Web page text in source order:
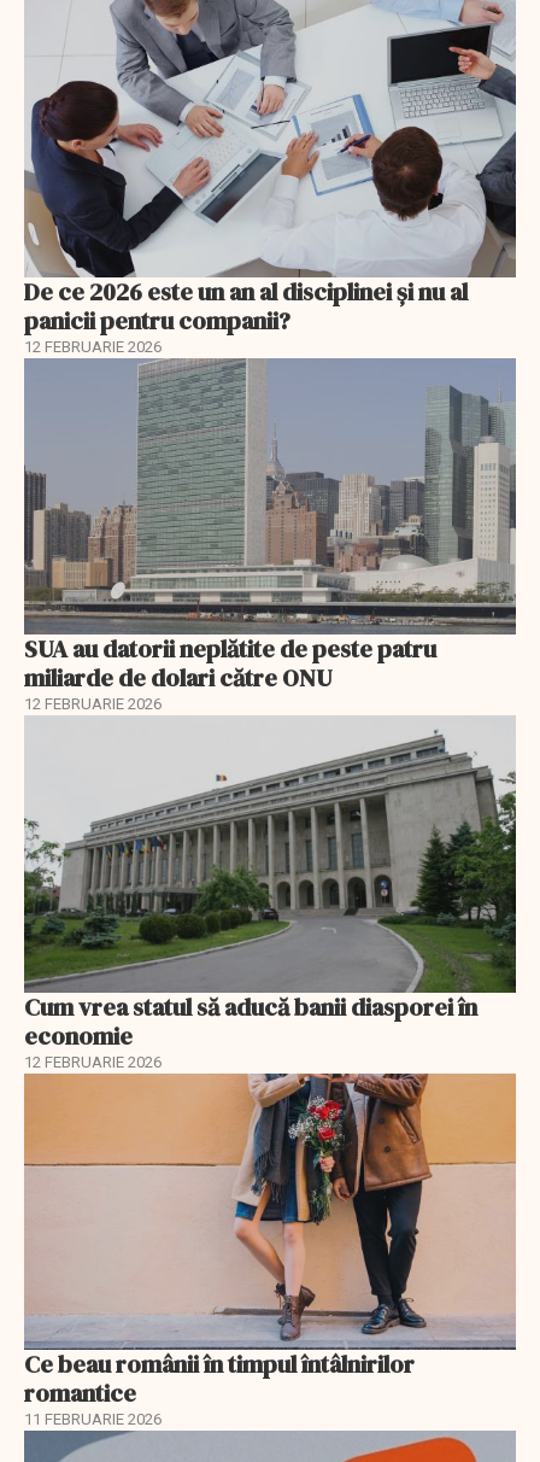
De ce 2026 este un an al disciplinei și nu al
panicii pentru companii?
12 FEBRUARIE 2026
SUA au datorii neplătite de peste patru
miliarde de dolari către ONU
12 FEBRUARIE 2026
Cum vrea statul să aducă banii diasporei în
economie
12 FEBRUARIE 2026
Ce beau românii în timpul întâlnirilor
romantice
11 FEBRUARIE 2026